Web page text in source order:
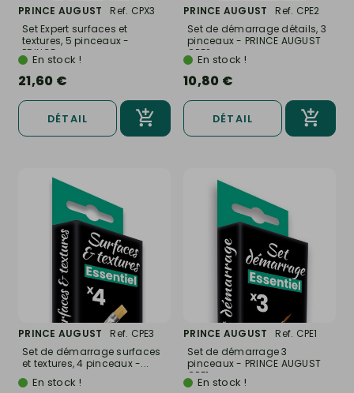
PRINCE AUGUST
Ref. CPX3
Set Expert surfaces et
textures, 5 pinceaux -
PRINCE...
En stock !
21,60 €
DÉTAIL
PRINCE AUGUST
Ref. CPE2
Set de démarrage détails, 3
pinceaux - PRINCE AUGUST
CPE2En stock !
10,80 €
DÉTAIL
PRINCE AUGUST
Ref. CPE3
Set de démarrage surfaces
et textures, 4 pinceaux -...
En stock !
PRINCE AUGUST
Ref. CPE1
Set de démarrage 3
pinceaux - PRINCE AUGUST
CPE1En stock !